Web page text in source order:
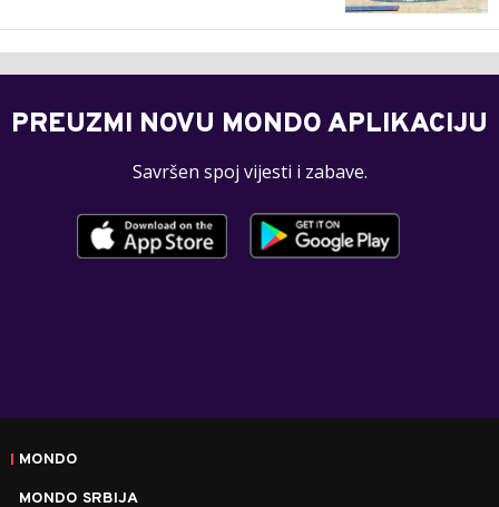
PREUZMI NOVU MONDO APLIKACIJU
Savršen spoj vijesti i zabave.
MONDO
MONDO SRBIJA